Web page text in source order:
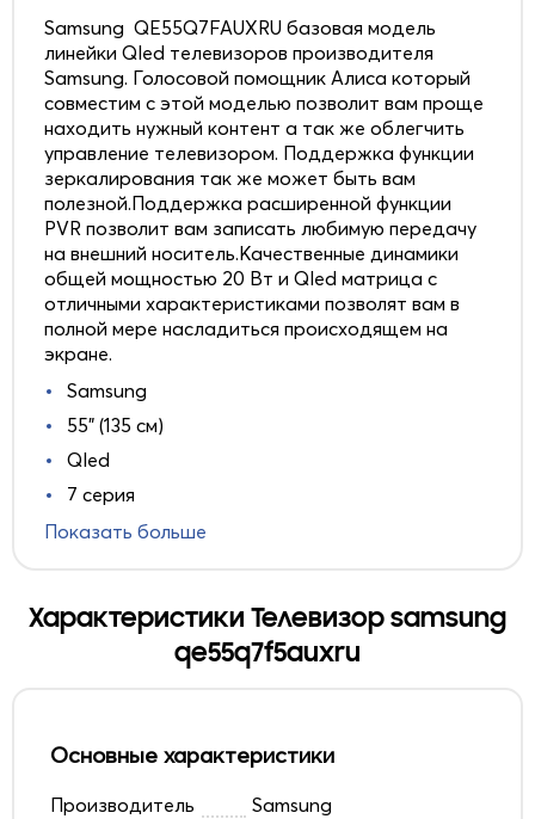
Samsung QE55Q7FAUXRU базовая модель
линейки Qled телевизоров производителя
Samsung. Голосовой помощник Алиса который
совместим с этой моделью позволит вам проще
находить нужный контент а так же облегчить
управление телевизором. Поддержка функции
зеркалирования так же может быть вам
полезной.Поддержка расширенной функции
PVR позволит вам записать любимую передачу
на внешний носитель.Качественные динамики
общей мощностью 20 Вт и Qled матрица с
отличными характеристиками позволят вам в
полной мере насладиться происходящем на
экране.
Samsung
55" (135 см)
Qled
7 серия
Показать больше
Характеристики Телевизор samsung
qe55q7f5auxru
Основные характеристики
Производитель Samsung